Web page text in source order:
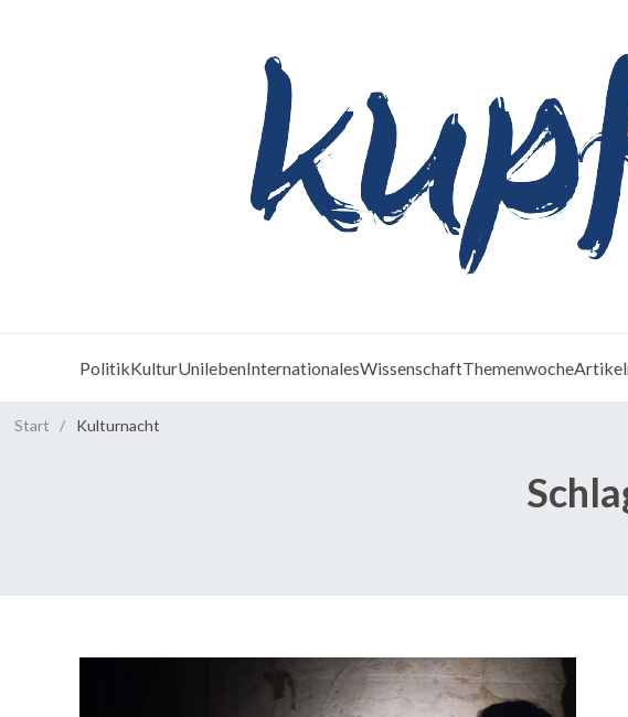
PolitikKulturUnilebenInternationalesWissenschaftThemenwoche
Start / Kulturnacht